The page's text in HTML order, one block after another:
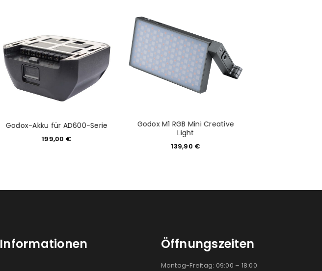
Godox-Akku für AD600-Serie
199,00 €
Godox M1 RGB Mini Creative
Light
139,90 €
Informationen Öffnungszeiten
Montag-Freitag: 09:00 – 18:00